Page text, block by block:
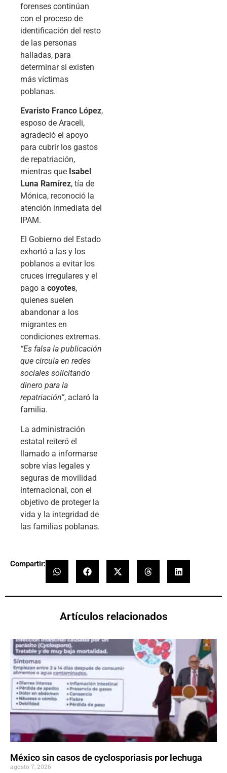
forenses continúan
con el proceso de
identificación del resto
de las personas
halladas, para
determinar si existen
más víctimas
poblanas.
Evaristo Franco López,
esposo de Araceli,
agradeció el apoyo
para cubrir los gastos
de repatriación,
mientras que Isabel
Luna Ramírez, tía de
Mónica, reconoció la
atención inmediata del
IPAM.
El Gobierno del Estado
exhortó a las y los
poblanos a evitar los
cruces irregulares y el
pago a coyotes,
quienes suelen
abandonar a los
migrantes en
condiciones extremas.
“Es falsa la publicación
que circula en redes
sociales solicitando
dinero para la
repatriación”, aclaró la
familia.
La administración
estatal reiteró el
llamado a informarse
sobre vías legales y
seguras de movilidad
internacional, con el
objetivo de proteger la
vida y la integridad de
las familias poblanas.
Compartir:
Artículos relacionados
México sin casos de cyclosporiasis por lechuga
agosto 7, 2026